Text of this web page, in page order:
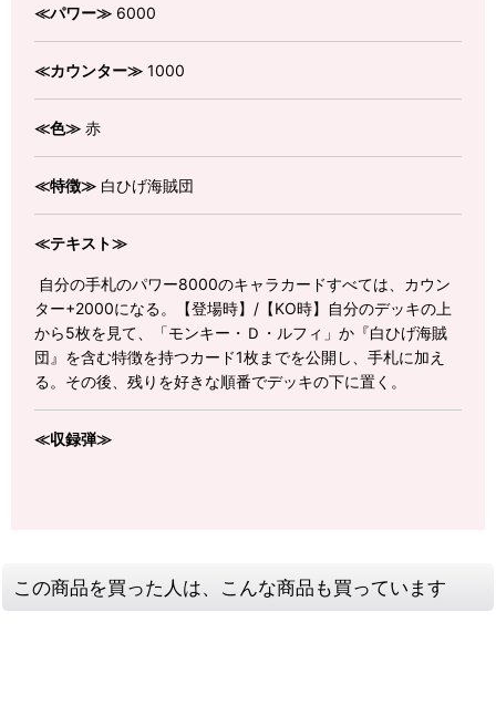
≪パワー≫ 6000
≪カウンター≫ 1000
≪色≫ 赤
≪特徴≫ 白ひげ海賊団
≪テキスト≫
自分の手札のパワー8000のキャラカードすべては、カウン
ター+2000になる。【登場時】/【KO時】自分のデッキの上
から5枚を見て、「モンキー・Ｄ・ルフィ」か『白ひげ海賊
団』を含む特徴を持つカード1枚までを公開し、手札に加え
る。その後、残りを好きな順番でデッキの下に置く。
≪収録弾≫
この商品を買った人は、こんな商品も買っています